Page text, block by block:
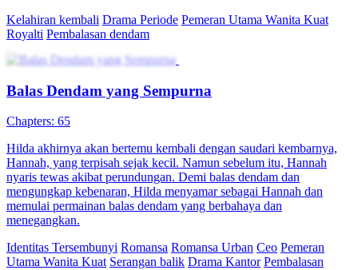
Kelahiran kembali Drama Periode Pemeran Utama Wanita Kuat
Royalti Pembalasan dendam
Balas Dendam yang Sempurna
Chapters: 65
Hilda akhirnya akan bertemu kembali dengan saudari kembarnya,
Hannah, yang terpisah sejak kecil. Namun sebelum itu, Hannah
nyaris tewas akibat perundungan. Demi balas dendam dan
mengungkap kebenaran, Hilda menyamar sebagai Hannah dan
memulai permainan balas dendam yang berbahaya dan
menegangkan.
Identitas Tersembunyi Romansa Romansa Urban Ceo Pemeran
Utama Wanita Kuat Serangan balik Drama Kantor Pembalasan